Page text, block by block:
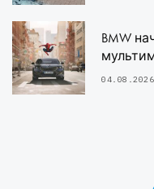
BMW
04.08.2026